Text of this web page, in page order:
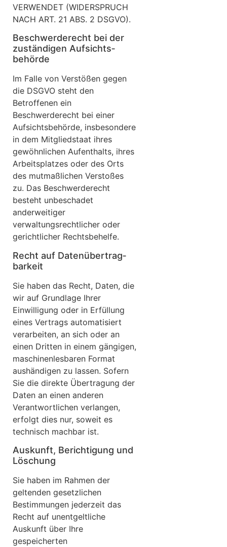
VERWENDET (WIDERSPRUCH
NACH ART. 21 ABS. 2 DSGVO).
Beschwerde­recht bei der
zuständigen Aufsichts­
behörde
Im Falle von Verstößen gegen
die DSGVO steht den
Betroffenen ein
Beschwerderecht bei einer
Aufsichtsbehörde, insbesondere
in dem Mitgliedstaat ihres
gewöhnlichen Aufenthalts, ihres
Arbeitsplatzes oder des Orts
des mutmaßlichen Verstoßes
zu. Das Beschwerderecht
besteht unbeschadet
anderweitiger
verwaltungsrechtlicher oder
gerichtlicher Rechtsbehelfe.
Recht auf Daten­übertrag­
barkeit
Sie haben das Recht, Daten, die
wir auf Grundlage Ihrer
Einwilligung oder in Erfüllung
eines Vertrags automatisiert
verarbeiten, an sich oder an
einen Dritten in einem gängigen,
maschinenlesbaren Format
aushändigen zu lassen. Sofern
Sie die direkte Übertragung der
Daten an einen anderen
Verantwortlichen verlangen,
erfolgt dies nur, soweit es
technisch machbar ist.
Auskunft, Berichtigung und
Löschung
Sie haben im Rahmen der
geltenden gesetzlichen
Bestimmungen jederzeit das
Recht auf unentgeltliche
Auskunft über Ihre
gespeicherten